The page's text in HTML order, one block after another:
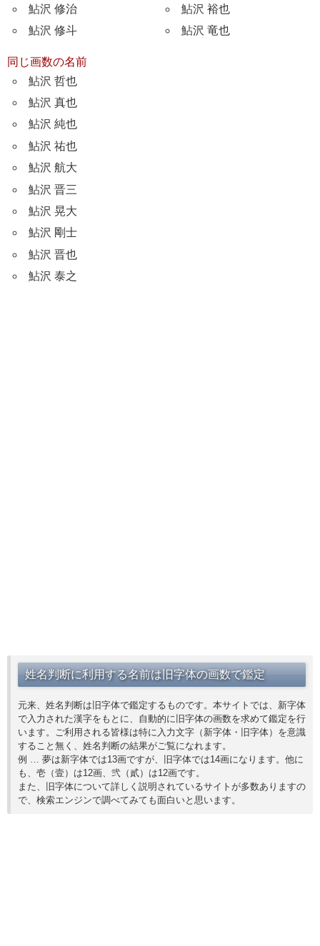
鮎沢 修治
鮎沢 修斗
鮎沢 裕也
鮎沢 竜也
同じ画数の名前
鮎沢 哲也
鮎沢 真也
鮎沢 純也
鮎沢 祐也
鮎沢 航大
鮎沢 晋三
鮎沢 晃大
鮎沢 剛士
鮎沢 晋也
鮎沢 泰之
姓名判断に利用する名前は旧字体の画数で鑑定
元来、姓名判断は旧字体で鑑定するものです。本サイトでは、新字体
で入力された漢字をもとに、自動的に旧字体の画数を求めて鑑定を行
います。ご利用される皆様は特に入力文字（新字体・旧字体）を意識
すること無く、姓名判断の結果がご覧になれます。
例 … 夢は新字体では13画ですが、旧字体では14画になります。他に
も、壱（壹）は12画、弐（貳）は12画です。
また、旧字体について詳しく説明されているサイトが多数ありますの
で、検索エンジンで調べてみても面白いと思います。